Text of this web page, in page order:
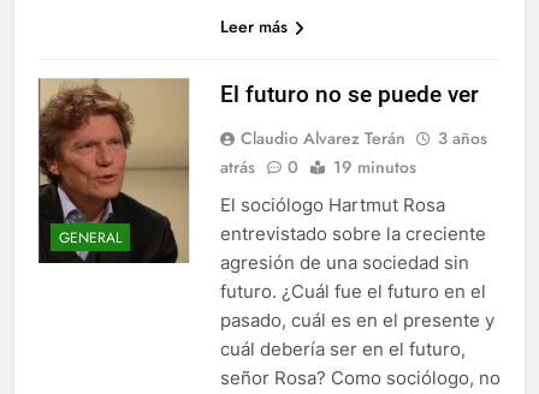
Leer más
GENERAL
El futuro no se puede ver
Claudio Alvarez Terán
3 años
atrás
0 19 minutos
El sociólogo Hartmut Rosa
entrevistado sobre la creciente
agresión de una sociedad sin
futuro. ¿Cuál fue el futuro en el
pasado, cuál es en el presente y
cuál debería ser en el futuro,
señor Rosa? Como sociólogo, no